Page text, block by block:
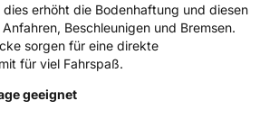
/ Alpine-SymbolNein
(GPSR)
erhöht die Bodenhaftung und diesen
Beschleunigen und Bremsen.
sorgen für eine direkte
für viel Fahrspaß.
geeignet